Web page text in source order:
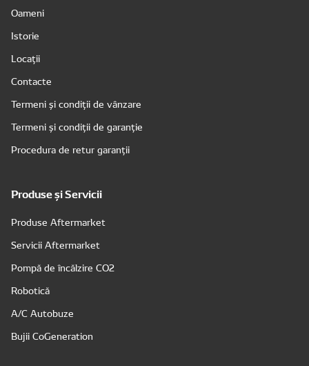
Oameni
Istorie
Locații
Contacte
Termeni și condiții de vânzare
Termeni și condiții de garanție
Procedura de retur garanții
Produse și Servicii
Produse Aftermarket
Servicii Aftermarket
Pompă de încălzire CO2
Robotică
A/C Autobuze
Bujii CoGeneration